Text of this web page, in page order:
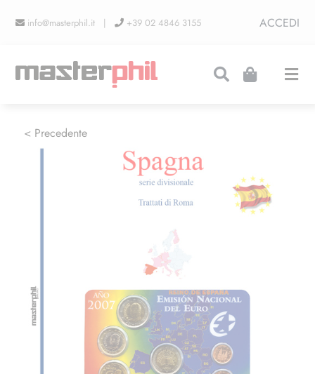
info@masterphil.it | +39 02 4846 3155 ACCEDI
LINEA COLLEZIONISMO
CONTATTI
< Precedente